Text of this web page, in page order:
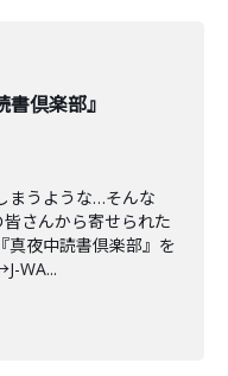
倶楽部』
まうような…そんな
さんから寄せられた
真夜中読書倶楽部』を
WA...